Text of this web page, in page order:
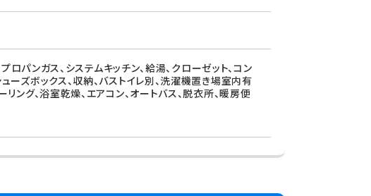
ロパンガス、システムキッチン、給湯、クローゼット、コン
ーズボックス、収納、バストイレ別、洗濯機置き場室内有
リング、浴室乾燥、エアコン、オートバス、脱衣所、暖房便